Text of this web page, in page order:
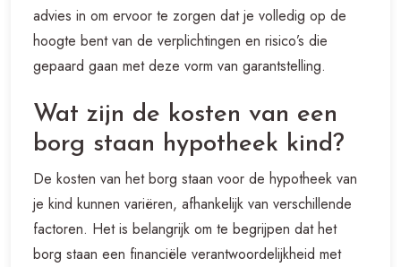
advies in om ervoor te zorgen dat je volledig op de
hoogte bent van de verplichtingen en risico’s die
gepaard gaan met deze vorm van garantstelling.
Wat zijn de kosten van een
borg staan hypotheek kind?
De kosten van het borg staan voor de hypotheek van
je kind kunnen variëren, afhankelijk van verschillende
factoren. Het is belangrijk om te begrijpen dat het
borg staan een financiële verantwoordelijkheid met